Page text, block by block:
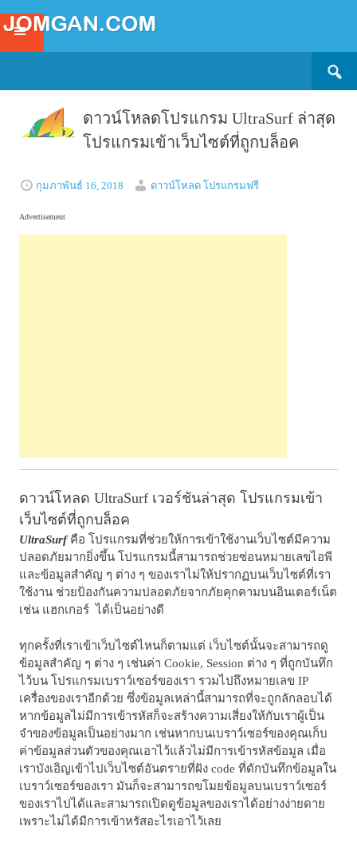
ดาวน์โหลดโปรแกรม UltraSurf ล่าสุด
โปรแกรมเข้าเว็บไซต์ที่ถูกบล็อค
กุมภาพันธ์ 16, 2018 ดาวน์โหลด โปรแกรมฟรี
Advertisement
ดาวน์โหลด UltraSurf เวอร์ชันล่าสุด โปรแกรมเข้า
เว็บไซต์ที่ถูกบล็อค
UltraSurfคือ โปรแกรมที่ช่วยให้การเข้าใช้งานเว็บไซต์มีความ
ปลอดภัยมากยิ่งขึ้น โปรแกรมนี้สามารถช่วยซ่อนหมายเลขไอพี
และข้อมูลสำคัญ ๆ ต่าง ๆ ของเราไม่ให้ปรากฏบนเว็บไซต์ที่เรา
ใช้งาน ช่วยป้องกันความปลอดภัยจากภัยคุกคามบนอินเตอร์เน็ต
เช่น แฮกเกอร์ ได้เป็นอย่างดี
ทุกครั้งที่เราเข้าเว็บไซต์ไหนก็ตามแต่ เว็บไซต์นั้นจะสามารถดู
ข้อมูลสำคัญ ๆ ต่าง ๆ เช่นค่า Cookie, Session ต่าง ๆ ที่ถูกบันทึก
ไว้บน โปรแกรมเบราว์เซอร์ของเรา รวมไปถึงหมายเลข IP
เครื่องของเราอีกด้วย ซึ่งข้อมูลเหล่านี้สามารถที่จะถูกลักลอบได้
หากข้อมูลไม่มีการเข้ารหัสก็จะสร้างความเสี่ยงให้กับเราผู้เป็น
จำของข้อมูลเป็นอย่างมาก เช่นหากบนเบราว์เซอร์ของคุณเก็บ
ค่าข้อมูลส่วนตัวของคุณเอาไว้แล้วไม่มีการเข้ารหัสข้อมูล เมื่อ
เราบังเอิญเข้าไปเว็บไซต์อันตรายที่ฝัง code ที่ดักบันทึกข้อมูลใน
เบราว์เซอร์ของเรา มันก็จะสามารถขโมยข้อมูลบนเบราว์เซอร์
ของเราไปได้และสามารถเปิดดูข้อมูลของเราได้อย่างง่ายดาย
เพราะไม่ได้มีการเข้าหรัสอะไรเอาไว้เลย